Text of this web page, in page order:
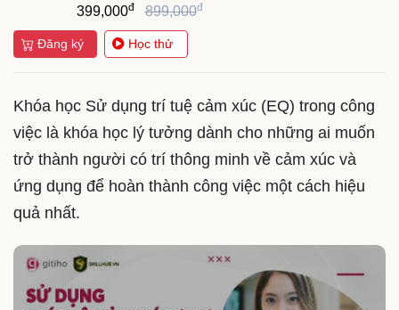
399,000đ 899,000đ
Đăng ký Học thử
Khóa học Sử dụng trí tuệ cảm xúc (EQ) trong công
việc là khóa học lý tưởng dành cho những ai muốn
trở thành người có trí thông minh về cảm xúc và
ứng dụng để hoàn thành công việc một cách hiệu
quả nhất.